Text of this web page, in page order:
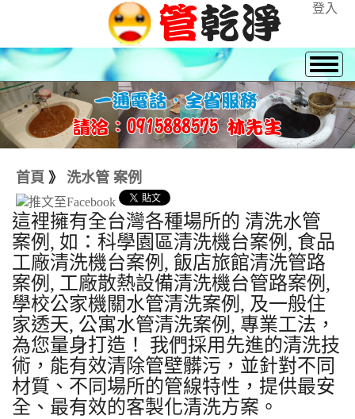
登入
首頁 》 洗水管 案例
這裡擁有全台灣各種場所的 清洗水管
案例, 如：科學園區清洗機台案例, 食品
工廠清洗機台案例, 飯店旅館清洗管路
案例, 工廠散熱設備清洗機台管路案例,
學校公家機關水管清洗案例, 及一般住
家透天, 公寓水管清洗案例, 專業工法，
為您量身打造！ 我們採用先進的清洗技
術，能有效清除管壁髒污，並針對不同
材質、不同場所的管線特性，提供最安
全、最有效的客製化清洗方案。